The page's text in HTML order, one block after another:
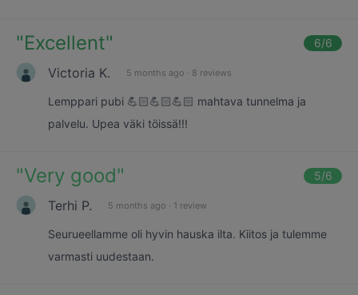
"Excellent" 6/6
Victoria K. 5 months ago · 8 reviews
Lemppari pubi 💪🏻💪🏻💪🏻 mahtava tunnelma ja
palvelu. Upea väki töissä!!!
"Very good" 5/6
Terhi P. 5 months ago · 1 review
Seurueellamme oli hyvin hauska ilta. Kiitos ja tulemme
varmasti uudestaan.